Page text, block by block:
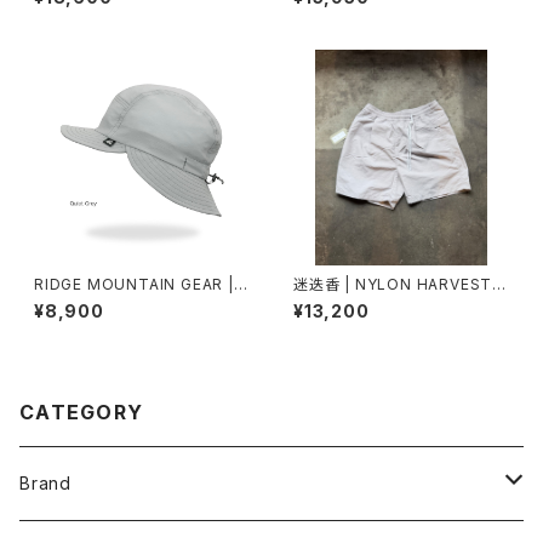
RIDGE MOUNTAIN GEAR | S
hade Cap
¥8,900
迷迭香 | NYLON HARVEST S
HORTS CLASSIC
¥13,200
CATEGORY
Brand